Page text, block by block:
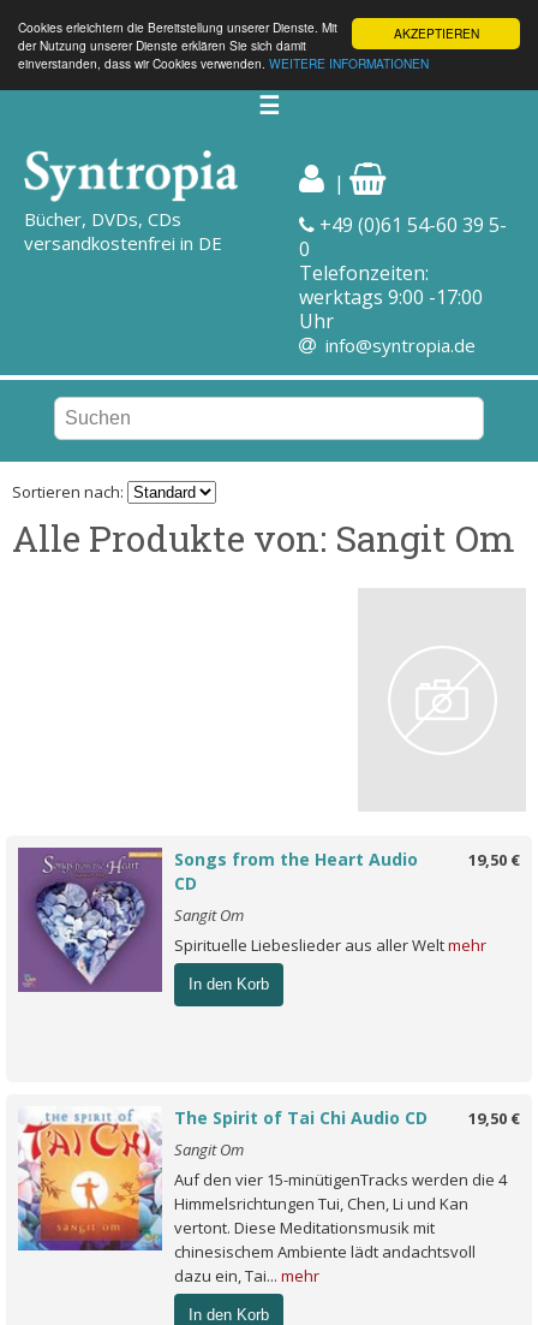
AKZEPTIEREN
Cookies erleichtern die Bereitstellung unserer Dienste. Mit
der Nutzung unserer Dienste erklären Sie sich damit
einverstanden, dass wir Cookies verwenden. WEITERE INFORMATIONEN
☰
Bücher, DVDs, CDs
versandkostenfrei in DE
|
+49 (0)61 54-60 39 5-
0
Telefonzeiten:
werktags 9:00 -17:00
Uhr
info@syntropia.de
Sortieren nach:
Alle Produkte von: Sangit Om
19,50 €
Songs from the Heart Audio
CD
Sangit Om
Spirituelle Liebeslieder aus aller Weltmehr
In den Korb
19,50 €
The Spirit of Tai Chi Audio CD
Sangit Om
Auf den vier 15-minütigenTracks werden die 4
Himmelsrichtungen Tui, Chen, Li und Kan
vertont. Diese Meditationsmusik mit
chinesischem Ambiente lädt andachtsvoll
dazu ein, Tai... mehr
In den Korb